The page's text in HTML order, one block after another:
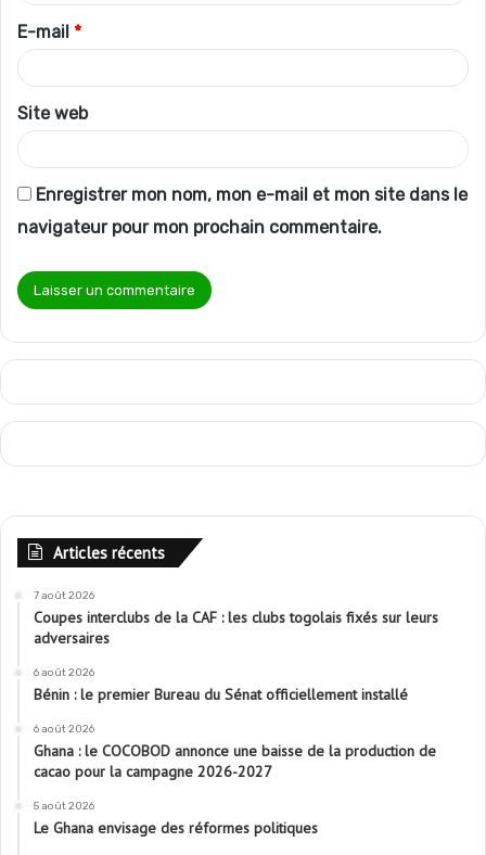
r
e
*
E-mail *
Site web
Enregistrer mon nom, mon e-mail et mon site dans le
navigateur pour mon prochain commentaire.
Articles récents
7 août 2026
Coupes interclubs de la CAF : les clubs togolais fixés sur leurs
adversaires
6 août 2026
Bénin : le premier Bureau du Sénat officiellement installé
6 août 2026
Ghana : le COCOBOD annonce une baisse de la production de
cacao pour la campagne 2026-2027
5 août 2026
Le Ghana envisage des réformes politiques